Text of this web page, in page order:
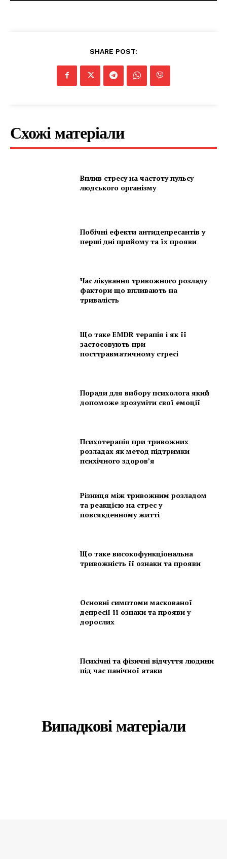
SHARE POST:
Схожі матеріали
Вплив стресу на частоту пульсу
людського організму
Побічні ефекти антидепресантів у
перші дні прийому та їх прояви
Час лікування тривожного розладу
фактори що впливають на
тривалість
Що таке EMDR терапія і як її
застосовують при
посттравматичному стресі
Поради для вибору психолога який
допоможе зрозуміти свої емоції
Психотерапія при тривожних
розладах як метод підтримки
психічного здоров’я
Різниця між тривожним розладом
та реакцією на стрес у
повсякденному житті
Що таке високофункціональна
тривожність її ознаки та прояви
Основні симптоми маскованої
депресії її ознаки та прояви у
дорослих
Психічні та фізичні відчуття людини
під час панічної атаки
Випадкові матеріали